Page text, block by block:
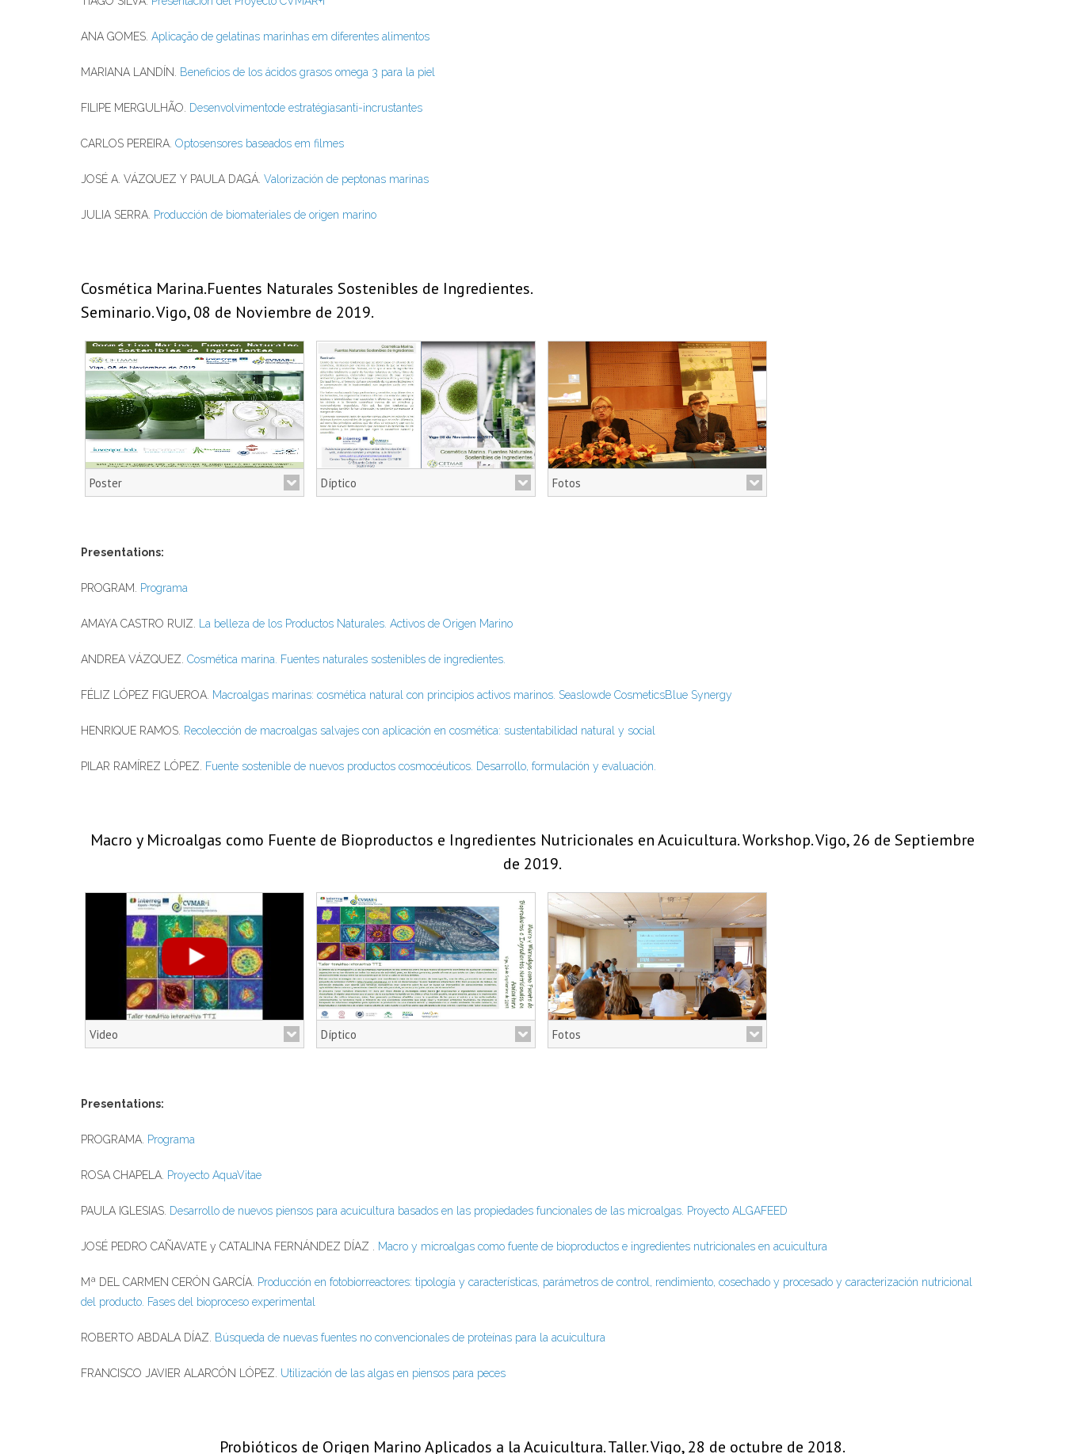
ANA GOMES. Aplicação de gelatinas marinhas em diferentes alimentos
MARIANA LANDÍN. Beneficios de los ácidos grasos omega 3 para la piel
FILIPE MERGULHÃO. Desenvolvimentode estratégiasanti-incrustantes
CARLOS PEREIRA. Optosensores baseados em filmes
JOSÉ A. VÁZQUEZ Y PAULA DAGÁ. Valorización de peptonas marinas
JULIA SERRA. Producción de biomateriales de origen marino
Cosmética Marina.Fuentes Naturales Sostenibles de Ingredientes.
Seminario. Vigo, 08 de Noviembre de 2019.
Poster Díptico Fotos
Presentations:
PROGRAM. Programa
AMAYA CASTRO RUIZ. La belleza de los Productos Naturales. Activos de Origen Marino
ANDREA VÁZQUEZ. Cosmética marina. Fuentes naturales sostenibles de ingredientes.
FÉLIZ LÓPEZ FIGUEROA. Macroalgas marinas: cosmética natural con principios activos marinos. Seaslowde CosmeticsBlue Synergy
HENRIQUE RAMOS. Recolección de macroalgas salvajes con aplicación en cosmética: sustentabilidad natural y social
PILAR RAMÍREZ LÓPEZ. Fuente sostenible de nuevos productos cosmocéuticos. Desarrollo, formulación y evaluación.
Macro y Microalgas como Fuente de Bioproductos e Ingredientes Nutricionales en Acuicultura. Workshop. Vigo, 26 de Septiembre
de 2019.
Video
en Acuicultura
Díptico Fotos
Presentations:
PROGRAMA. Programa
ROSA CHAPELA. Proyecto AquaVitae
PAULA IGLESIAS. Desarrollo de nuevos piensos para acuicultura basados en las propiedades funcionales de las microalgas. Proyecto ALGAFEED
JOSÉ PEDRO CAÑAVATE y CATALINA FERNÁNDEZ DÍAZ . Macro y microalgas como fuente de bioproductos e ingredientes nutricionales en acuicultura
Mª DEL CARMEN CERÓN GARCÍA. Producción en fotobiorreactores: tipología y características, parámetros de control, rendimiento, cosechado y procesado y caracterización nutricional
del producto. Fases del bioproceso experimental
ROBERTO ABDALA DÍAZ. Búsqueda de nuevas fuentes no convencionales de proteínas para la acuicultura
FRANCISCO JAVIER ALARCÓN LÓPEZ. Utilización de las algas en piensos para peces
Probióticos de Origen Marino Aplicados a la Acuicultura. Taller. Vigo, 28 de octubre de 2018.